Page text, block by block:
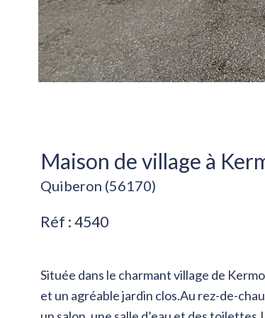
Maison de village à
Quiberon (56170)
Réf : 4540
Située dans le charmant village de
et un agréable jardin clos.Au rez-de-